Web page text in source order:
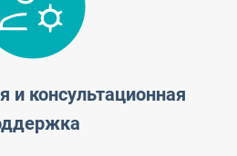
и консультационная